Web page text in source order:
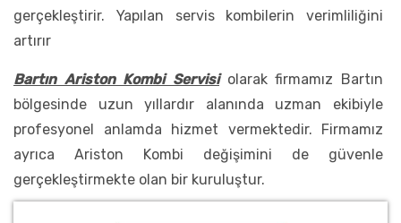
gerçekleştirir. Yapılan servis kombilerin verimliliğini
artırır
Bartın Ariston Kombi Servisiolarak firmamız Bartın
bölgesinde uzun yıllardır alanında uzman ekibiyle
profesyonel anlamda hizmet vermektedir. Firmamız
ayrıca Ariston Kombi değişimini de güvenle
gerçekleştirmekte olan bir kuruluştur.